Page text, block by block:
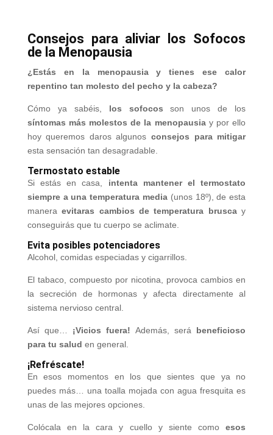
Consejos para aliviar los Sofocos
de la Menopausia
¿Estás en la menopausia y tienes ese calor
repentino tan molesto del pecho y la cabeza?
Cómo ya sabéis, los sofocos son unos de los
síntomas más molestos de la menopausiay por ello
hoy queremos daros algunosconsejos para mitigar
esta sensación tan desagradable.
Termostato estable
Si estás en casa, intenta mantener el termostato
siempre a una temperatura media (unos 18º), de esta
maneraevitaras cambios de temperatura bruscay
conseguirás que tu cuerpo se aclimate.
Evita posibles potenciadores
Alcohol, comidas especiadas y cigarrillos.
El tabaco, compuesto por nicotina, provoca cambios en
la secreción de hormonas y afecta directamente al
sistema nervioso central.
Así que… ¡Vicios fuera!Además, será beneficioso
para tu salud en general.
¡Refréscate!
En esos momentos en los que sientes que ya no
puedes más… una toalla mojada con agua fresquita es
unas de las mejores opciones.
Colócala en la cara y cuello y siente comoesos